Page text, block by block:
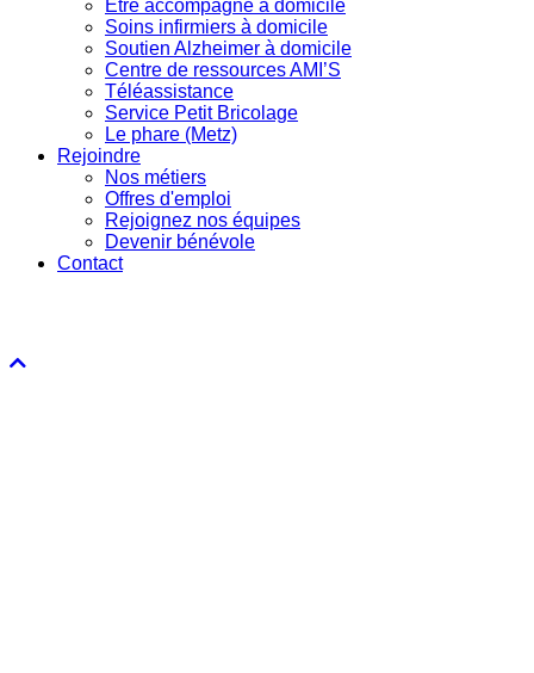
Etre accompagné à domicile
Soins infirmiers à domicile
Soutien Alzheimer à domicile
Centre de ressources AMI’S
Téléassistance
Service Petit Bricolage
Le phare (Metz)
Rejoindre
Nos métiers
Offres d'emploi
Rejoignez nos équipes
Devenir bénévole
Contact